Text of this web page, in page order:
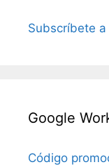
Subscríbete
Google
Código